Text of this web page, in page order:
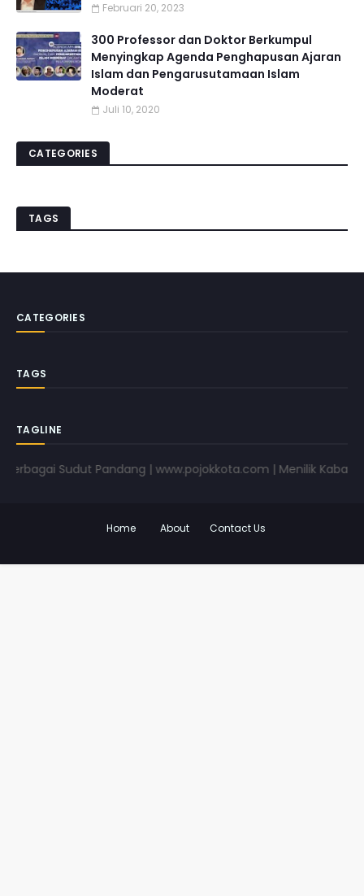
Februari 20, 2023
300 Professor dan Doktor Berkumpul
Menyingkap Agenda Penghapusan Ajaran
Islam dan Pengarusutamaan Islam
Moderat
Juli 10, 2020
CATEGORIES
TAGS
CATEGORIES
TAGS
TAGLINE
Sudut Pandang | www.pojokkota.com | Menilik Kabar Dari
Home About Contact Us